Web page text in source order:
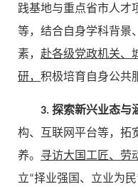
践基地与重点省市人才
等，结合自身学科背景
素， 赴各级党政机关、
研， 积极培育自身公共
3. 探索新兴业态与
构、互联网平台等，拓
养。 寻访大国工匠、劳
立“择业强国、立业为民